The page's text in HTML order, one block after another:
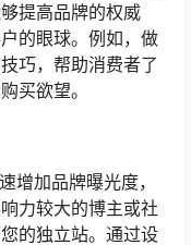
提高品牌的权威
的眼球。例如，做
巧，帮助消费者了
买欲望。
增加品牌曝光度，
力较大的博主或社
的独立站。通过设